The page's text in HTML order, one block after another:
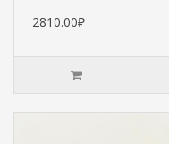
2810.00₽